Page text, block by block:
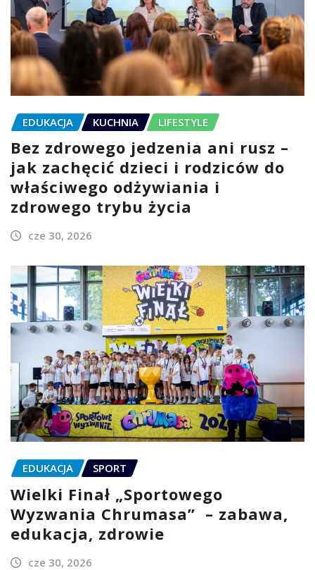
EDUKACJA KUCHNIA LIFESTYLE
Bez zdrowego jedzenia ani rusz –
jak zachęcić dzieci i rodziców do
właściwego odżywiania i
zdrowego trybu życia
cze 30, 2026
EDUKACJA SPORT
Wielki Finał „Sportowego
Wyzwania Chrumasa” – zabawa,
edukacja, zdrowie
cze 30, 2026